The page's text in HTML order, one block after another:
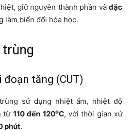
giữ nguyên thành phần và đặc
làm biến đổi hóa học.
đoạn tăng (CUT)
sử dụng nhiệt ẩm, nhiệt độ
từ 110 đến 120oC, với thời gian xử
phút.